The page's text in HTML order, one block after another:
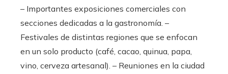
– Importantes exposiciones comerciales con
secciones dedicadas a la gastronomía. –
Festivales de distintas regiones que se enfocan
en un solo producto (café, cacao, quinua, papa,
vino, cerveza artesanal). – Reuniones en la ciudad